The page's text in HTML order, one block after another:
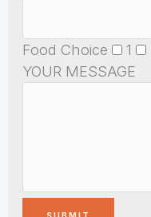
Food Choice 1
YOUR MESSAGE